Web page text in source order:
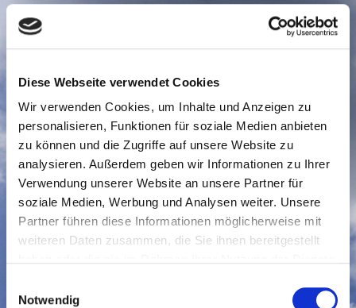
Diese Webseite verwendet Cookies
Wir verwenden Cookies, um Inhalte und Anzeigen zu
personalisieren, Funktionen für soziale Medien anbieten
zu können und die Zugriffe auf unsere Website zu
analysieren. Außerdem geben wir Informationen zu Ihrer
Verwendung unserer Website an unsere Partner für
soziale Medien, Werbung und Analysen weiter. Unsere
Partner führen diese Informationen möglicherweise mit
weiteren Daten zusammen, die Sie ihnen bereitgestellt
Notwendig
DER
DIGITALE OBJEKTLEITER
SOLL IHNEN DEN KONTAKT ZU
UNS ERLEICHTERN.
WIR FREUEN UNS AUF IHRE
ANFRAGE.